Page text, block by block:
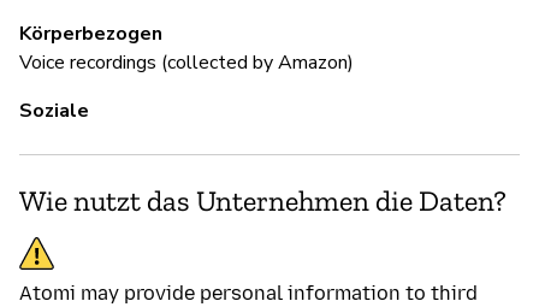
Körperbezogen
Voice recordings (collected by Amazon)
Soziale
Wie nutzt das Unternehmen die Daten?
Atomi may provide personal information to third